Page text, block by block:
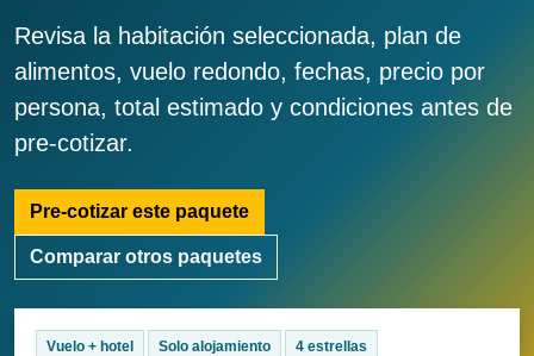
Revisa la habitación seleccionada, plan de
alimentos, vuelo redondo, fechas, precio por
persona, total estimado y condiciones antes de
pre-cotizar.
Pre-cotizar este paquete
Comparar otros paquetes
Vuelo + hotel Solo alojamiento 4 estrellas